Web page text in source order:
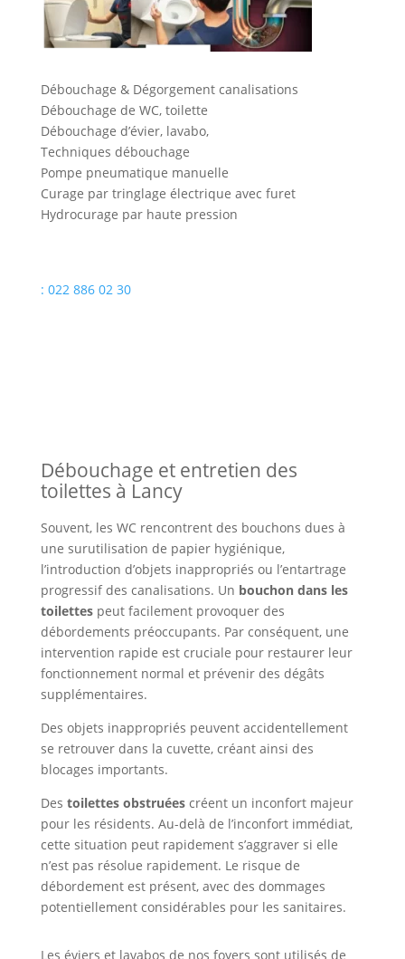
Débouchage & Dégorgement canalisations
Débouchage de WC, toilette
Débouchage d’évier, lavabo,
Techniques débouchage
Pompe pneumatique manuelle
Curage par tringlage électrique avec furet
Hydrocurage par haute pression
: 022 886 02 30
Débouchage et entretien des
toilettes à Lancy
Souvent, les WC rencontrent des bouchons dues à
une surutilisation de papier hygiénique,
l’introduction d’objets inappropriés ou l’entartrage
progressif des canalisations. Un bouchon dans les
toilettespeut facilement provoquer des
débordements préoccupants. Par conséquent, une
intervention rapide est cruciale pour restaurer leur
fonctionnement normal et prévenir des dégâts
supplémentaires.
Des objets inappropriés peuvent accidentellement
se retrouver dans la cuvette, créant ainsi des
blocages importants.
Des toilettes obstruéescréent un inconfort majeur
pour les résidents. Au-delà de l’inconfort immédiat,
cette situation peut rapidement s’aggraver si elle
n’est pas résolue rapidement. Le risque de
débordement est présent, avec des dommages
potentiellement considérables pour les sanitaires.
Les éviers et lavabos de nos foyers sont utilisés de